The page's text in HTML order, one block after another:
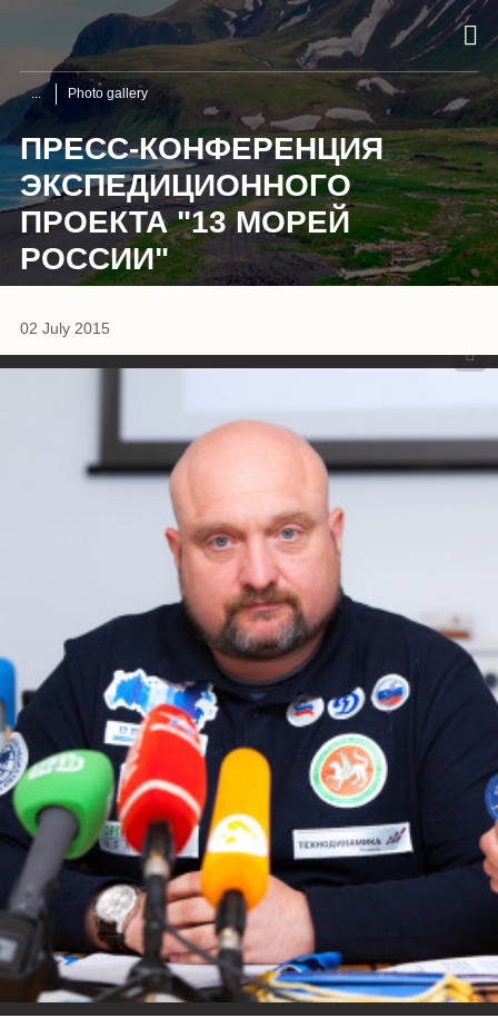
Photo gallery
ПРЕСС-КОНФЕРЕНЦИЯ
ЭКСПЕДИЦИОННОГО
ПРОЕКТА "13 МОРЕЙ
РОССИИ"
02 July 2015